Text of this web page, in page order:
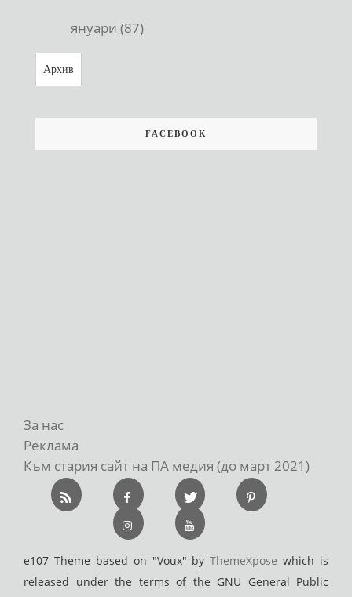
януари (87)
Архив
FACEBOOK
За нас
Реклама
Към стария сайт на ПА медия (до март 2021)
e107 Theme based on "Voux" byThemeXpose which is
released under the terms of the GNU General Public